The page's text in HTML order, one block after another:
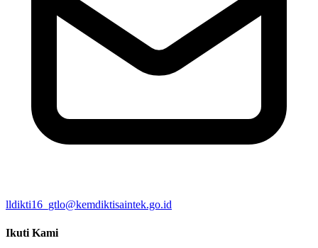
lldikti16_gtlo@kemdiktisaintek.go.id
Ikuti Kami